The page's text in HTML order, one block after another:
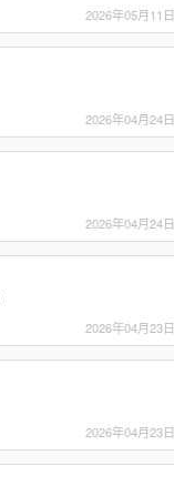
2026年05月11日
2026年04月24日
2026年04月24日
2026年04月23日
2026年04月23日